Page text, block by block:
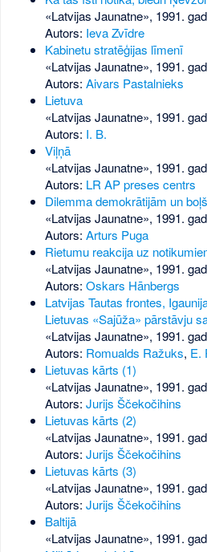
«Latvijas Jaunatne», 1991.
Autors: Ieva Zvīdre
Kabinetu stratēģijas līmenī
«Latvijas Jaunatne», 1991.
Autors: Aivars Pastalnieks
Lietuva
«Latvijas Jaunatne», 1991.
Autors: I. B.
Viļņā
«Latvijas Jaunatne», 1991.
Autors: LR AP preses centrs
Dilemma demokrātijām un
«Latvijas Jaunatne», 1991.
Autors: Arturs Puga
Rietumu reakcija uz
«Latvijas Jaunatne», 1991.
Autors: Oskars Hānbergs
Latvijas Tautas frontes,
Lietuvas «Sajūža» pārstāvju
«Latvijas Jaunatne», 1991.
Autors: Romualds Ražuks, E.
Lietuvas kārts (1)
«Latvijas Jaunatne», 1991.
Autors: Jurijs Ščekočihins
Lietuvas kārts (2)
«Latvijas Jaunatne», 1991.
Autors: Jurijs Ščekočihins
Lietuvas kārts (3)
«Latvijas Jaunatne», 1991.
Autors: Jurijs Ščekočihins
Baltijā
«Latvijas Jaunatne», 1991.